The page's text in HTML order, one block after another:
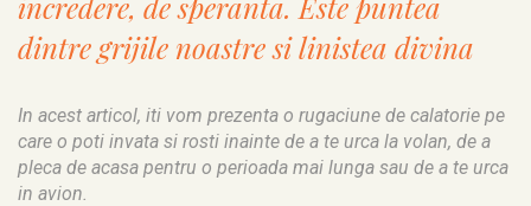
dintre grijile noastre si linistea divina
In acest articol, iti vom prezenta o rugaciune de calatorie pe
care o poti invata si rosti inainte de a te urca la volan, de a
pleca de acasa pentru o perioada mai lunga sau de a te urca
in avion.